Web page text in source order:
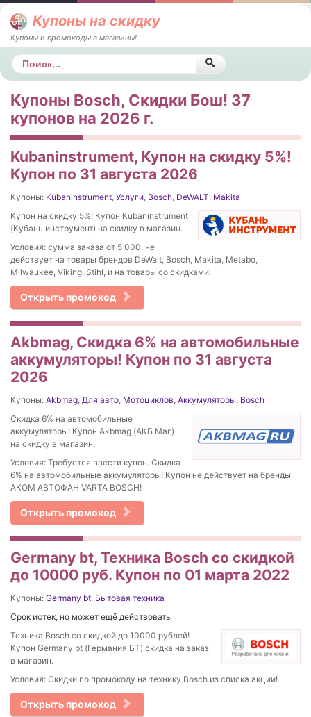
Купоны на скидку
Купоны и промокоды в магазины!
Поиск
Купоны Bosch, Скидки Бош! 37
купонов на 2026 г.
Kubaninstrument, Купон на скидку 5%!
Купон по 31 августа 2026
Купоны: Kubaninstrument, Услуги, Bosch, DeWALT, Makita
Купон на скидку 5%! Купон Kubaninstrument
(Кубань инструмент) на скидку в магазин.
Условия: сумма заказа от 5 000. не
действует на товары брендов DeWalt, Bosch, Makita, Metabo,
Milwaukee, Viking, Stihl, и на товары со скидками.
Открыть промокод
Akbmag, Скидка 6% на автомобильные
аккумуляторы! Купон по 31 августа
2026
Купоны: Akbmag, Для авто, Мотоциклов, Аккумуляторы, Bosch
Скидка 6% на автомобильные
аккумуляторы! Купон Akbmag (АКБ Маг)
на скидку в магазин.
Условия: Требуется ввести купон. Скидка
6% на автомобильные аккумуляторы! Купон не действует на бренды
АКОМ АВТОФАН VARTA BOSCH!
Открыть промокод
Germany bt, Техника Bosch cо скидкой
до 10000 руб. Купон по 01 марта 2022
Купоны: Germany bt, Бытовая техника
Срок истек, но может ещё действовать
Техника Bosch cо скидкой до 10000 рублей!
Купон Germany bt (Германия БТ) скидка на заказ
в магазин.
Условия: Скидки по промокоду на технику Bosch из списка акции!
Открыть промокод